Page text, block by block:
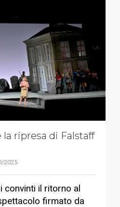
la ripresa di Falstaff
2025
convinti il ritorno al
firmato da